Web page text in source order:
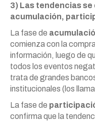
3) Las tendencias
acumulación,
La fase de
comienza con la
información, luego de
todos los eventos
trata de grandes
institucionales (los
La fase de
confirma que la